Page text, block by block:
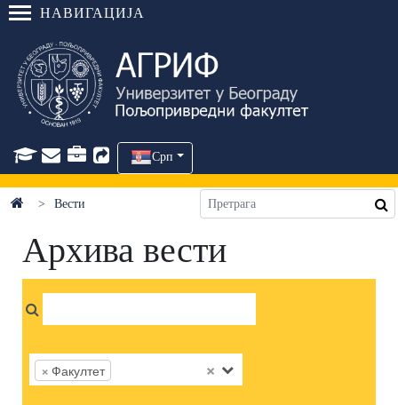
НАВИГАЦИЈА
Срп
Вести
Архива вести
×
× Факултет